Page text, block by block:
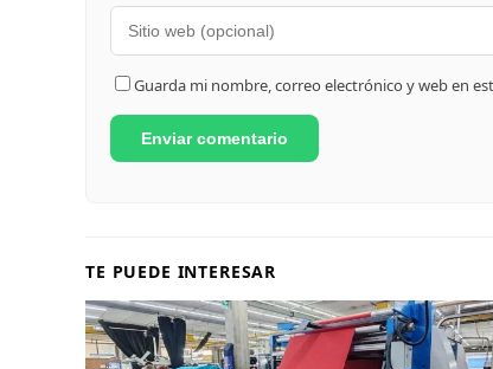
Guarda mi nombre, correo electrónico y web en
TE PUEDE INTERESAR